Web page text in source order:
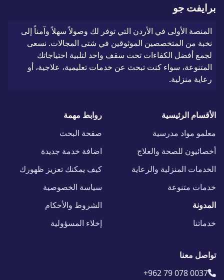
برايفت جو
المنصة الأولى في الأردن التي توفر لك وصولاً سهلاً وآمناً إلى
نخبة من المتخصصين الموثوقين في شتى المجالات. نسعى
لجمع أفضل الكفاءات تحت سقف واحد لتلبية احتياجاتك
المتنوعة، سواء كنت تبحث عن خدمات تعليمية، علاجية، أو
رعاية منزلية.
الأقسام الرئيسية
معلمو مواد مدرسية
أخصائيون للصحة والعلاج
الخدمات المنزلية والرعاية
خدمات متنوعة
المدونة
خدماتنا
روابط مهمة
صفحة البحث
اضافة خدمة جديدة
كيف يمكنك تعزيز ظهورك
سياسة الخصوصية
الشروط والأحكام
إخلاء المسؤولية
تواصل معنا
+962 79 078 0037